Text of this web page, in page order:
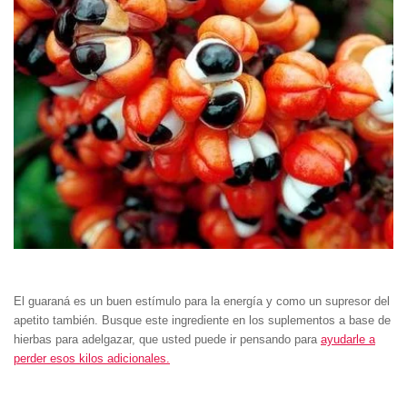
El guaraná es un buen estímulo para la energía y como un supresor del
apetito también. Busque este ingrediente en los suplementos a base de
hierbas para adelgazar, que usted puede ir pensando para ayudarle a
perder esos kilos adicionales.